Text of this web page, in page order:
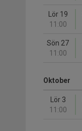
Lör 19
11:00
Sön 27
11:00
Oktober
Lör 3
11:00